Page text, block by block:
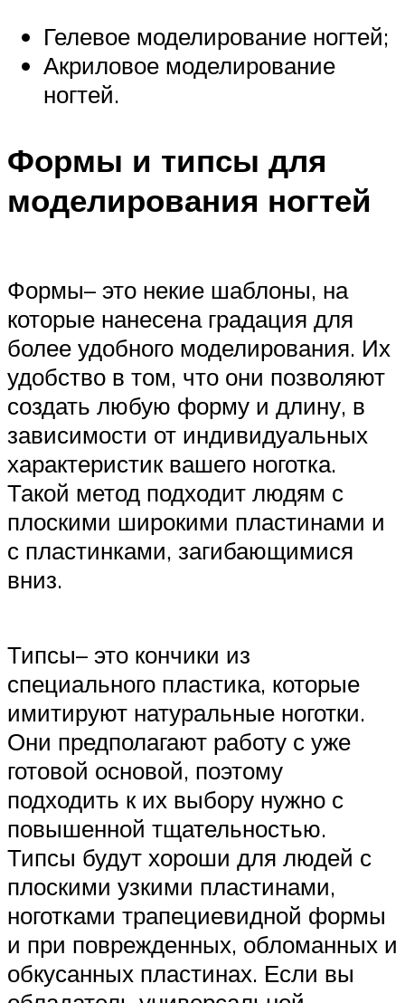
Гелевое моделирование ногтей;
Акриловое моделирование
ногтей.
Формы и типсы для
моделирования ногтей
Формы– это некие шаблоны, на
которые нанесена градация для
более удобного моделирования. Их
удобство в том, что они позволяют
создать любую форму и длину, в
зависимости от индивидуальных
характеристик вашего ноготка.
Такой метод подходит людям с
плоскими широкими пластинами и
с пластинками, загибающимися
вниз.
Типсы– это кончики из
специального пластика, которые
имитируют натуральные ноготки.
Они предполагают работу с уже
готовой основой, поэтому
подходить к их выбору нужно с
повышенной тщательностью.
Типсы будут хороши для людей с
плоскими узкими пластинами,
ноготками трапециевидной формы
и при поврежденных, обломанных и
обкусанных пластинах. Если вы